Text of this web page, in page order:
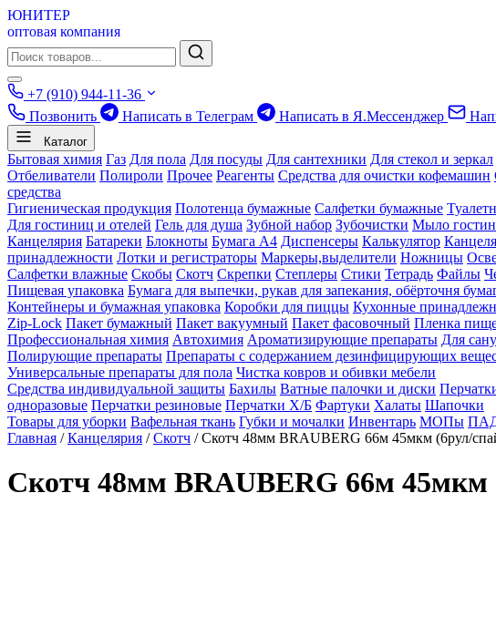
ЮНИТЕР
оптовая компания
+7 (910) 944-11-36
Позвонить
Написать в Телеграм Написать в Я.Мессенджер
Каталог
Бытовая химия Газ Для пола Для посуды Для сантехники Для стекол и зеркал
Отбеливатели Полироли Прочее Реагенты Средства для очистки кофемашин
средства
Гигиеническая продукция Полотенца бумажные Салфетки бумажные
Для гостиниц и отелей Гель для душа Зубной набор Зубочистки Мыло
Канцелярия Батареки Блокноты Бумага А4 Диспенсеры Калькулятор
принадлежности Лотки и регистраторы Маркеры,выделители Ножницы
Салфетки влажные Скобы Скотч Скрепки Степлеры Стики Тетрадь Файлы
Пищевая упаковка Бумага для выпечки, рукав для запекания, обёрточня
Контейнеры и бумажная упаковка Коробки для пиццы Кухонные
Zip-Lock Пакет бумажный Пакет вакуумный Пакет фасовочный Пленка
Профессиональная химия Автохимия Ароматизирующие препараты Для
Полирующие препараты Препараты с содержанием дезинфицирующих
Универсальные препараты для пола Чистка ковров и обивки мебели
Средства индивидуальной защиты Бахилы Ватные палочки и диски
одноразовые Перчатки резиновые Перчатки Х/Б Фартуки Халаты Шапочки
Товары для уборки Вафельная ткань Губки и мочалки Инвентарь МОПы
Главная /Канцелярия /Скотч / Скотч 48мм BRAUBERG 66м 45мкм (6рул/
Скотч 48мм BRAUBERG 66м 45мкм